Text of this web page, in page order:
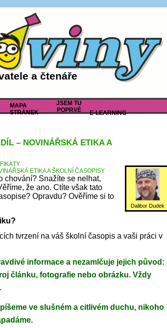
a čtenáře
MAPA
STRÁNEK
JSEM TU
POPRVÉ
E-LEARNING
– NOVINÁŘSKÁ ETIKA A
Dalibor Dudek
ETIKA A ŠKOLNÍ ČASOPISY
chování? Snažíte se nelhat,
že ano. Ctíte však tato
Opravdu? Ověříme si to
tvrzení na váš školní časopis a vaši práci v
informace a nezamlčuje jejich původ:
článku, fotografie nebo obrázku. Vždy
ve slušném a citlivém duchu, nikoho